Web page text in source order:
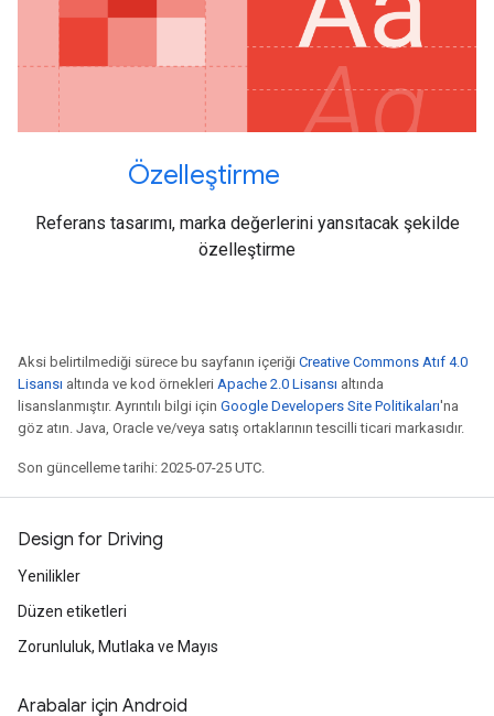
Özelleştirme
Referans tasarımı, marka değerlerini yansıtacak şekilde
özelleştirme
Aksi belirtilmediği sürece bu sayfanın içeriği Creative Commons Atıf 4.0
Lisansı altında ve kod örnekleri Apache 2.0 Lisansı altında
lisanslanmıştır. Ayrıntılı bilgi için Google Developers Site Politikaları'na
göz atın. Java, Oracle ve/veya satış ortaklarının tescilli ticari markasıdır.
Son güncelleme tarihi: 2025-07-25 UTC.
Design for Driving
Yenilikler
Düzen etiketleri
Zorunluluk, Mutlaka ve Mayıs
Arabalar için Android